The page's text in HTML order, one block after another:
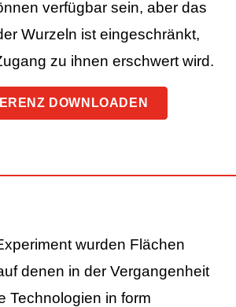
verfügbar sein, aber das
Wurzeln ist eingeschränkt,
zu ihnen erschwert wird.
DOWNLOADEN
wurden Flächen
denen in der Vergangenheit
Technologien in form